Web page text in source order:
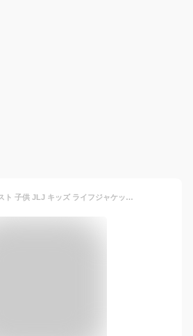
フローティングベスト 子供 JLJ キッズ ライフジャケット #122484 股下ベルト付きで安心【ジュニア/男の子/女の子/幼児/園児/小学生/海/川遊び/レジャー/プール/釣り/シュノーケリング/シュノーケル】